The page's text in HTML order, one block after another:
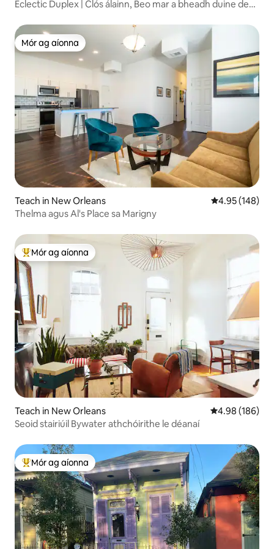
Eclectic Duplex | Clós álainn, Beo mar a bheadh duine de
Mór ag aíonna
Mór ag aíonna
Teach in New Orleans Meánrátáil
4.95 (148)
Thelma agus Al's Place sa Marigny
An-mhór ag aíonna
Mór ag aíonna
Teach in New Orleans Meánrátáil
4.98 (186)
Seoid stairiúil Bywater athchóirithe le déanaí
An-mhór ag aíonna
Mór ag aíonna